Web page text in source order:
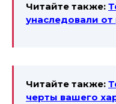
Читайте также:
унаследовали
Читайте также:
черты вашего